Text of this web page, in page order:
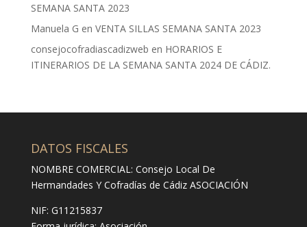
SEMANA SANTA 2023
Manuela G en VENTA SILLAS SEMANA SANTA 2023
consejocofradiascadizweb en HORARIOS E
ITINERARIOS DE LA SEMANA SANTA 2024 DE CÁDIZ.
DATOS FISCALES
NOMBRE COMERCIAL: Consejo Local De
Hermandades Y Cofradías de Cádiz ASOCIACIÓN
NIF: G11215837